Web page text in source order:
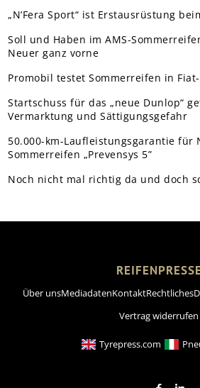
„N’Fera Sport“ ist Erstausrüstung
Soll und Haben im AMS-
Neuer ganz vorne
Promobil testet Sommerreifen in
Startschuss für das „neue Dunlop“
Vermarktung und Sättigungsgefahr
50.000-km-Laufleistungsgarantie für
Sommerreifen „Prevensys 5”
Noch nicht mal richtig da und doch
Über unsMediadatenKontaktRechtliches
Vertrag widerrufen
Tyrepress.com